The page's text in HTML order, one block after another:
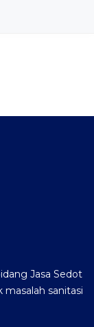
Jasa Sedot
sanitasi